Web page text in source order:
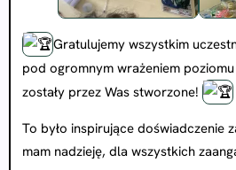
Gratulujemy wszystkim
pod ogromnym wrażeniem
zostały przez Was stworzone!
To było inspirujące doświadczenie
mam nadzieję, dla wszystkich